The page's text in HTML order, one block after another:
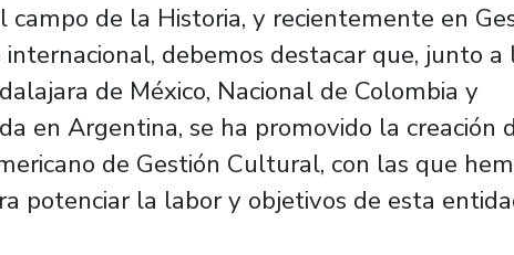
de la Historia, y recientemente en
debemos destacar que, junto a
de México, Nacional de Colombia y
en Argentina, se ha promovido la creación
de Gestión Cultural, con las que
potenciar la labor y objetivos de esta